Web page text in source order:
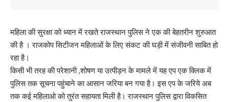
महिला की सुरक्षा को ध्यान में रखते राजस्थान पुलिस ने एक की बेहतरीन शुरुआत
की है । राजकोप सिटीजन महिलाओं के लिए संकट की घड़ी में संजीवनी साबित हो
रहा है।
किसी भी तरह की परेशानी ,शोषण या उत्पीड़न के मामले में यह एप एक क्लिक में
पुलिस तक सूचना पहुंचाने का आसान जरिया बन गया है। इस एप के जरिये अब
तक कई महिलाओ को तुरंत सहायता मिली है। राजस्थान पुलिस द्वारा विकसित